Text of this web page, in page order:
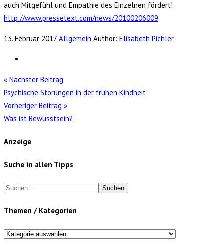
auch Mitgefühl und Empathie des Einzelnen fördert!
http://www.pressetext.com/news/20100206009
13. Februar 2017 Allgemein Author: Elisabeth Pichler
« Nächster Beitrag
Psychische Störungen in der frühen Kindheit
Vorheriger Beitrag »
Was ist Bewusstsein?
Anzeige
Suche in allen Tipps
Suchen
Themen / Kategorien
Themen